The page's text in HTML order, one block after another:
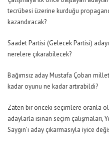
tecrübesi üzerine kurduğu
kazandıracak?
Saadet Partisi (Gelecek Partisi)
nerelere çıkarabilecek?
Bağımsız aday Mustafa Çoban
kadar oyunu ne kadar artırabildi?
Zaten bir önceki seçimlere oranla
adaylarla ısınan seçim çalışmaları,
Saygın’ı aday çıkarmasıyla iyice